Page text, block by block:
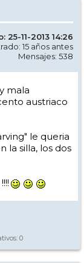
25-11-2013 14:26
15 años antes
Mensajes: 538
mala
austriaco
le queria
la silla, los dos
0